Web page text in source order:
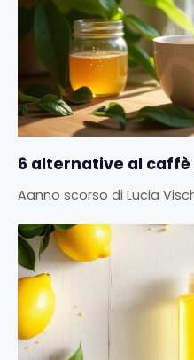
6 alternative al
Aanno scorso di Lucia